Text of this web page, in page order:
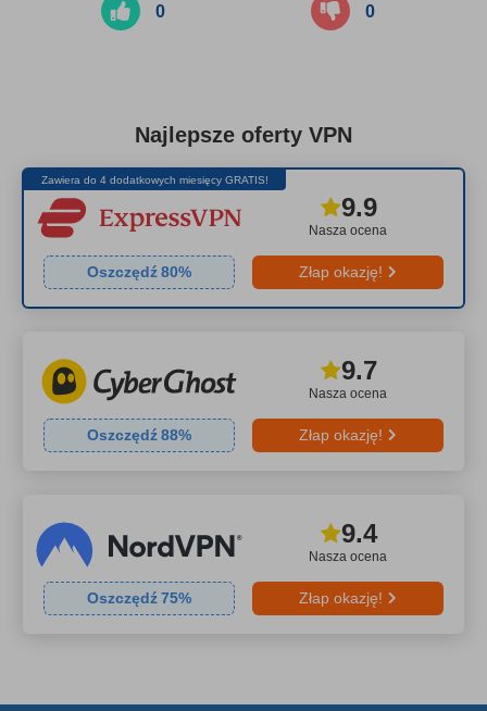
0 0
Najlepsze oferty VPN
Zawiera do 4 dodatkowych miesięcy GRATIS!
Nasza ocena
9.9
Oszczędź80% Złap okazję!
Nasza ocena
9.7
Oszczędź88% Złap okazję!
Nasza ocena
9.4
Oszczędź75% Złap okazję!